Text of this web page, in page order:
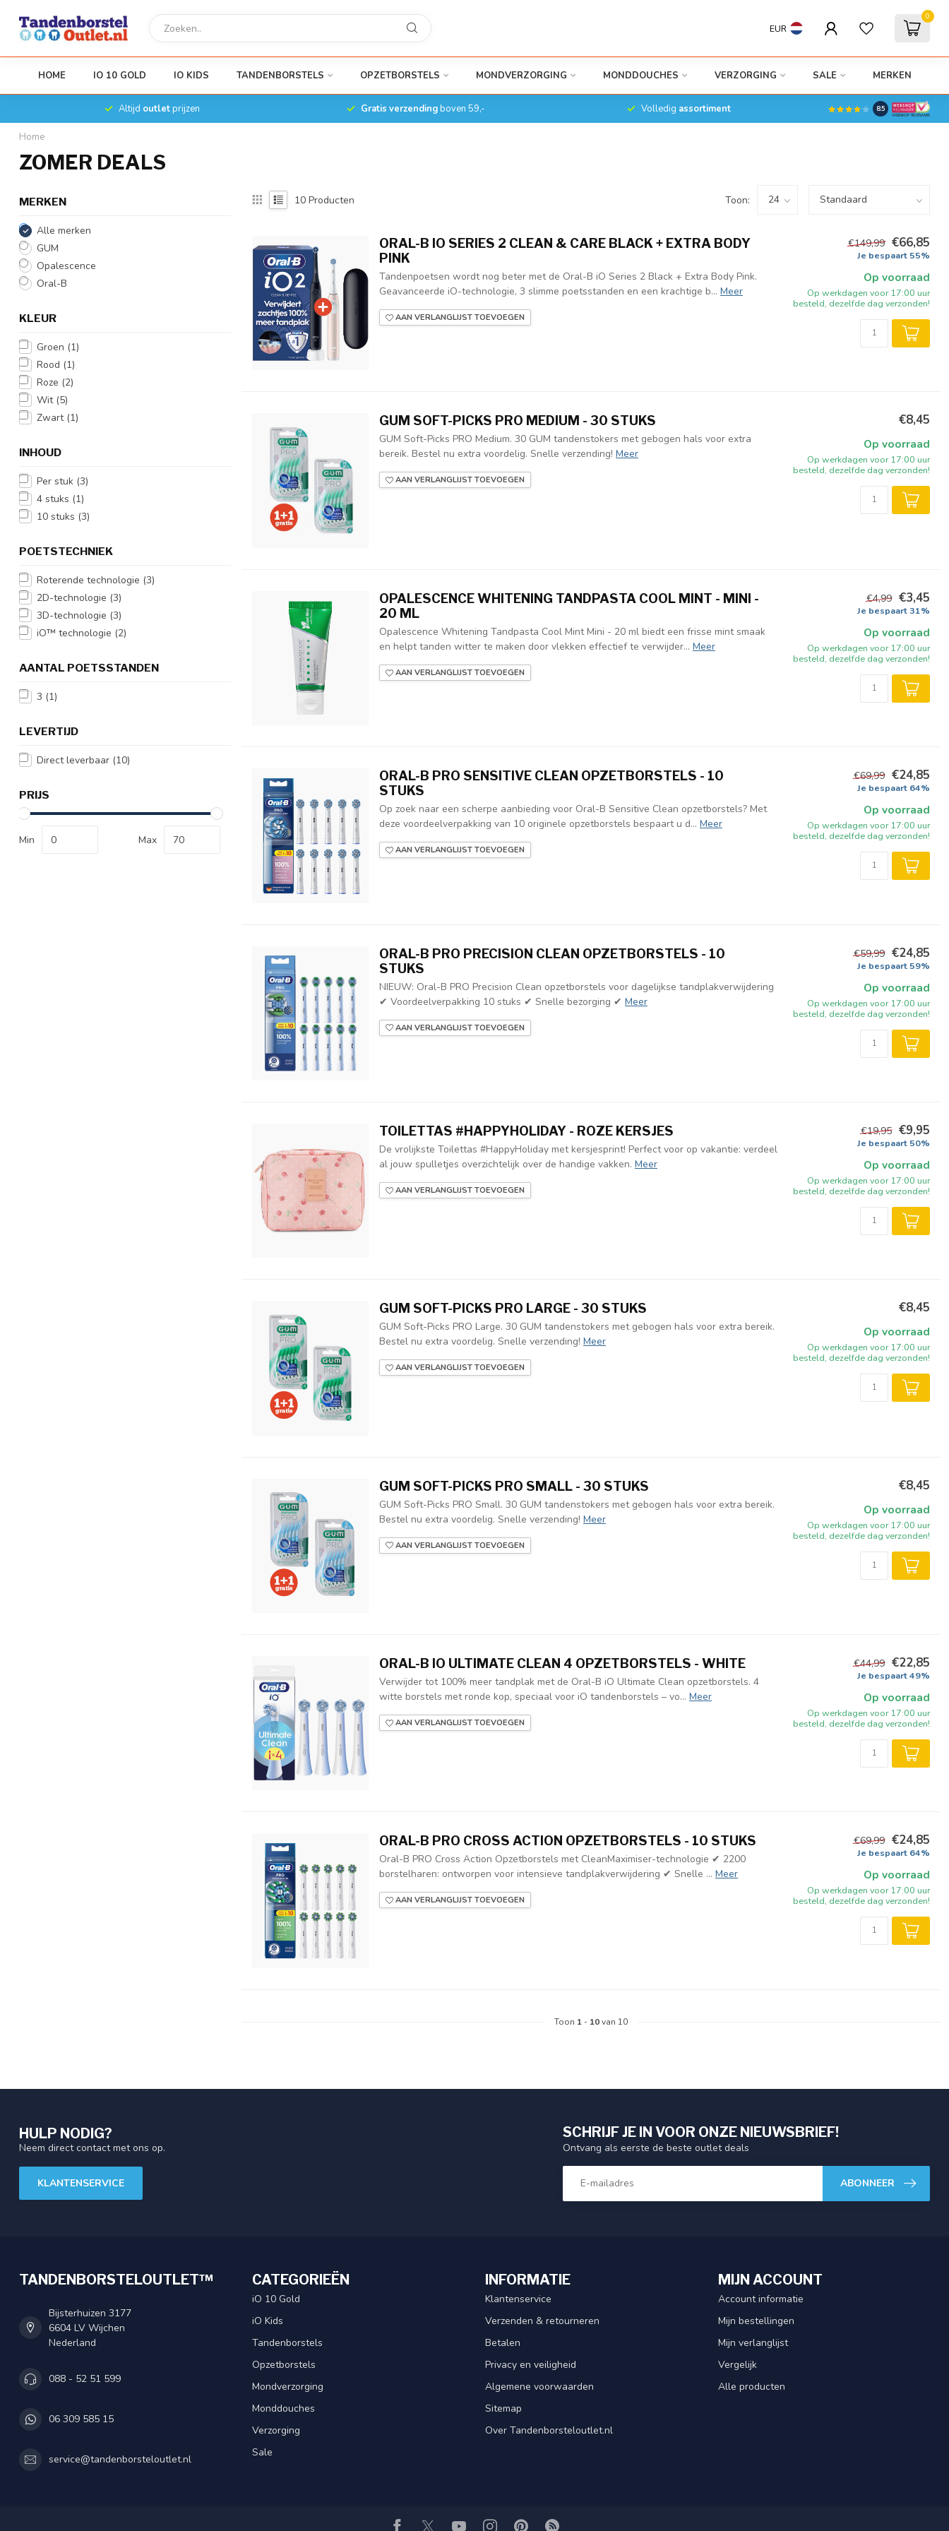
EUR
0
HOME IO 10 GOLD IO KIDS TANDENBORSTELS OPZETBORSTELS MONDVERZORGING MONDDOUCHES VERZORGING SALE MERKEN
Altijd outletprijzen Gratis verzendingboven 59,- Volledig assortiment 8.5
Home
ZOMER DEALS
MERKEN
Alle merken
GUM
Opalescence
Oral-B
KLEUR
Groen (1)
Rood (1)
Roze (2)
Wit (5)
Zwart (1)
INHOUD
Per stuk (3)
4 stuks (1)
10 stuks (3)
POETSTECHNIEK
Roterende technologie (3)
2D-technologie (3)
3D-technologie (3)
iO™ technologie (2)
AANTAL POETSSTANDEN
3 (1)
LEVERTIJD
Direct leverbaar (10)
PRIJS
Min Max
10 Producten Toon:
ORAL-B IO SERIES 2 CLEAN & CARE BLACK + EXTRA BODY
PINK
Tandenpoetsen wordt nog beter met de Oral-B iO Series 2 Black + Extra Body Pink.
Geavanceerde iO-technologie, 3 slimme poetsstanden en een krachtige b... Meer
AAN VERLANGLIJST TOEVOEGEN
€149,99 €66,85
Je bespaart 55%
Op voorraad
Op werkdagen voor 17:00 uur
besteld, dezelfde dag verzonden!
GUM SOFT-PICKS PRO MEDIUM - 30 STUKS
GUM Soft-Picks PRO Medium. 30 GUM tandenstokers met gebogen hals voor extra
bereik. Bestel nu extra voordelig. Snelle verzending! Meer
AAN VERLANGLIJST TOEVOEGEN
€8,45
Op voorraad
Op werkdagen voor 17:00 uur
besteld, dezelfde dag verzonden!
OPALESCENCE WHITENING TANDPASTA COOL MINT - MINI -
20 ML
Opalescence Whitening Tandpasta Cool Mint Mini - 20 ml biedt een frisse mint smaak
en helpt tanden witter te maken door vlekken effectief te verwijder... Meer
AAN VERLANGLIJST TOEVOEGEN
€4,99 €3,45
Je bespaart 31%
Op voorraad
Op werkdagen voor 17:00 uur
besteld, dezelfde dag verzonden!
ORAL-B PRO SENSITIVE CLEAN OPZETBORSTELS - 10
STUKS
Op zoek naar een scherpe aanbieding voor Oral-B Sensitive Clean opzetborstels? Met
deze voordeelverpakking van 10 originele opzetborstels bespaart u d... Meer
AAN VERLANGLIJST TOEVOEGEN
€69,99 €24,85
Je bespaart 64%
Op voorraad
Op werkdagen voor 17:00 uur
besteld, dezelfde dag verzonden!
ORAL-B PRO PRECISION CLEAN OPZETBORSTELS - 10
STUKS
NIEUW: Oral-B PRO Precision Clean opzetborstels voor dagelijkse tandplakverwijdering
✔ Voordeelverpakking 10 stuks ✔ Snelle bezorging ✔ Meer
AAN VERLANGLIJST TOEVOEGEN
€59,99 €24,85
Je bespaart 59%
Op voorraad
Op werkdagen voor 17:00 uur
besteld, dezelfde dag verzonden!
TOILETTAS #HAPPYHOLIDAY - ROZE KERSJES
De vrolijkste Toilettas #HappyHoliday met kersjesprint! Perfect voor op vakantie: verdeel
al jouw spulletjes overzichtelijk over de handige vakken. Meer
AAN VERLANGLIJST TOEVOEGEN
€19,95 €9,95
Je bespaart 50%
Op voorraad
Op werkdagen voor 17:00 uur
besteld, dezelfde dag verzonden!
GUM SOFT-PICKS PRO LARGE - 30 STUKS
GUM Soft-Picks PRO Large. 30 GUM tandenstokers met gebogen hals voor extra bereik.
Bestel nu extra voordelig. Snelle verzending! Meer
AAN VERLANGLIJST TOEVOEGEN
€8,45
Op voorraad
Op werkdagen voor 17:00 uur
besteld, dezelfde dag verzonden!
GUM SOFT-PICKS PRO SMALL - 30 STUKS
GUM Soft-Picks PRO Small. 30 GUM tandenstokers met gebogen hals voor extra bereik.
Bestel nu extra voordelig. Snelle verzending! Meer
AAN VERLANGLIJST TOEVOEGEN
€8,45
Op voorraad
Op werkdagen voor 17:00 uur
besteld, dezelfde dag verzonden!
ORAL-B IO ULTIMATE CLEAN 4 OPZETBORSTELS - WHITE
Verwijder tot 100% meer tandplak met de Oral-B iO Ultimate Clean opzetborstels. 4
witte borstels met ronde kop, speciaal voor iO tandenborstels – vo... Meer
AAN VERLANGLIJST TOEVOEGEN
€44,99 €22,85
Je bespaart 49%
Op voorraad
Op werkdagen voor 17:00 uur
besteld, dezelfde dag verzonden!
ORAL-B PRO CROSS ACTION OPZETBORSTELS - 10 STUKS
Oral-B PRO Cross Action Opzetborstels met CleanMaximiser-technologie ✔ 2200
borstelharen: ontworpen voor intensieve tandplakverwijdering ✔ Snelle ... Meer
AAN VERLANGLIJST TOEVOEGEN
€69,99 €24,85
Je bespaart 64%
Op voorraad
Op werkdagen voor 17:00 uur
besteld, dezelfde dag verzonden!
Toon 1 - 10van 10
HULP NODIG?
Neem direct contact met ons op.
KLANTENSERVICE
SCHRIJF JE IN VOOR ONZE NIEUWSBRIEF!
Ontvang als eerste de beste outlet deals
ABONNEER
TANDENBORSTELOUTLET™
Bijsterhuizen 3177
6604 LV Wijchen
Nederland
088 - 52 51 599
06 309 585 15
service@tandenborsteloutlet.nl
CATEGORIEËN
iO 10 Gold
iO Kids
Tandenborstels
Opzetborstels
Mondverzorging
Monddouches
Verzorging
Sale
INFORMATIE
Klantenservice
Verzenden & retourneren
Betalen
Privacy en veiligheid
Algemene voorwaarden
Sitemap
Over Tandenborsteloutlet.nl
MIJN ACCOUNT
Account informatie
Mijn bestellingen
Mijn verlanglijst
Vergelijk
Alle producten